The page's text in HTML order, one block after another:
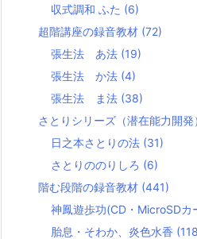
収式調和 ふた (6)
超階講座の録音教材 (72)
張生法 あ法 (19)
張生法 か法 (4)
張生法 ま法 (38)
さとりシリーズ（潜在能力開
日之本さとりの法 (31)
さとりののりしろ (6)
階む段階の録音教材 (441)
神鳳遊歩功(CD・MicroSDカ
胎息・そわか、炎色水香